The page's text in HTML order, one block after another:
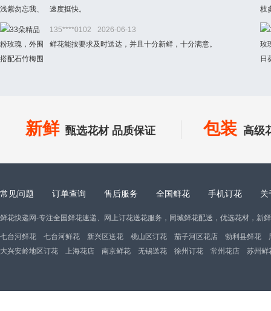
速度挺快。
135****0102
2026-06-13
鲜花能按要求及时送达，并且十分新鲜，十分满意。
新鲜 甄选花材 品质保证 包装 高级
常见问题 订单查询 售后服务 全国鲜花 手机订花 关
鲜花快递网-专注全国鲜花速递、网上订花送花服务，同城鲜花配送，优选花材，新
七台河鲜花 七台河鲜花 新兴区送花 桃山区订花 茄子河区花店 勃利县鲜花
大兴安岭地区订花
上海花店 南京鲜花 无锡送花 徐州订花 常州花店 苏州鲜